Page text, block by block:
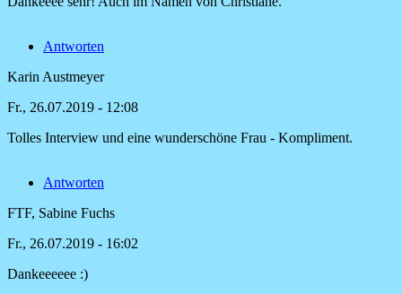
Das
echt
von
Papst
Antworten
Karin Austmeyer
Fr., 26.07.2019 - 12:08
Tolles Interview und eine wunderschöne Frau - Kompliment.
Antworten
FTF, Sabine Fuchs
Fr., 26.07.2019 - 16:02
Dankeeeeee :)